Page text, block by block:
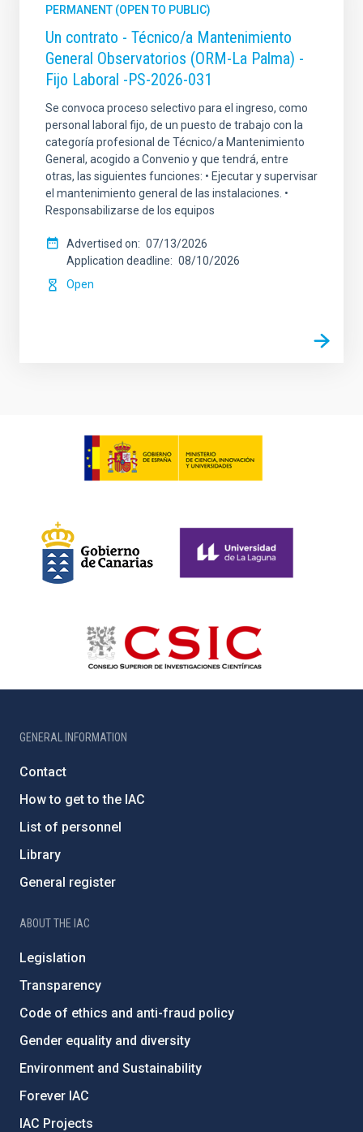
PERMANENT (OPEN TO PUBLIC)
Un contrato - Técnico/a Mantenimiento
General Observatorios (ORM-La Palma) -
Fijo Laboral -PS-2026-031
Se convoca proceso selectivo para el ingreso, como
personal laboral fijo, de un puesto de trabajo con la
categoría profesional de Técnico/a Mantenimiento
General, acogido a Convenio y que tendrá, entre
otras, las siguientes funciones: • Ejecutar y supervisar
el mantenimiento general de las instalaciones. •
Responsabilizarse de los equipos
Advertised on
07/13/2026
Application deadline
08/10/2026
Open
GENERAL INFORMATION
Contact
How to get to the IAC
List of personnel
Library
General register
ABOUT THE IAC
Legislation
Transparency
Code of ethics and anti-fraud policy
Gender equality and diversity
Environment and Sustainability
Forever IAC
IAC Projects